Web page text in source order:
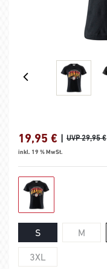
19,95 € UVP 29,95 €
inkl. 19 % MwSt.
S M
3XL